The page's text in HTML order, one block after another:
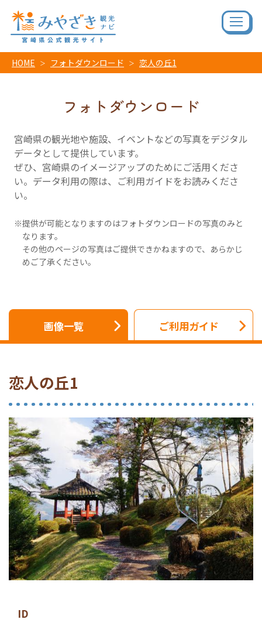
HOME フォトダウンロード 恋人の丘1
フォトダウンロード
宮崎県の観光地や施設、イベントなどの写真をデジタル
データとして提供しています。
ぜひ、宮崎県のイメージアップのためにご活用くださ
い。データ利用の際は、ご利用ガイドをお読みくださ
い。
提供が可能となりますのはフォトダウンロードの写真のみと
なります。
その他のページの写真はご提供できかねますので、あらかじ
めご了承ください。
画像一覧 ご利用ガイド
恋人の丘1
ID